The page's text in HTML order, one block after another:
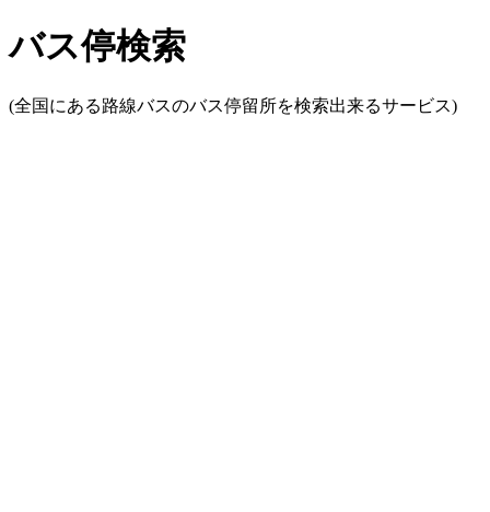
バス停検索
(全国にある路線バスのバス停留所を検索出来るサービス)